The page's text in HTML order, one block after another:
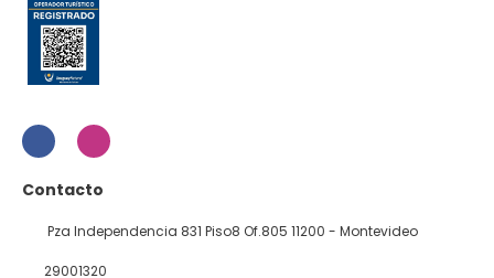
Contacto
Pza Independencia 831 Piso8 Of.805 11200 - Montevideo
29001320